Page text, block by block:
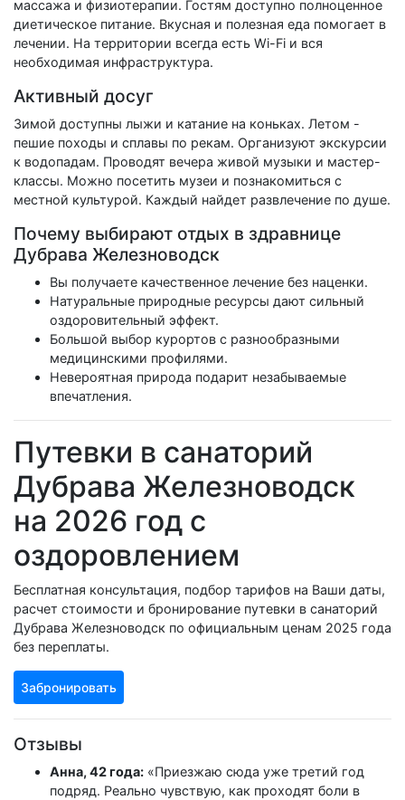
массажа и физиотерапии. Гостям доступно полноценное
диетическое питание. Вкусная и полезная еда помогает в
лечении. На территории всегда есть Wi-Fi и вся
необходимая инфраструктура.
Активный досуг
Зимой доступны лыжи и катание на коньках. Летом -
пешие походы и сплавы по рекам. Организуют экскурсии
к водопадам. Проводят вечера живой музыки и мастер-
классы. Можно посетить музеи и познакомиться с
местной культурой. Каждый найдет развлечение по душе.
Почему выбирают отдых в здравнице
Дубрава Железноводск
Вы получаете качественное лечение без наценки.
Натуральные природные ресурсы дают сильный
оздоровительный эффект.
Большой выбор курортов с разнообразными
медицинскими профилями.
Невероятная природа подарит незабываемые
впечатления.
Путевки в санаторий
Дубрава Железноводск
на 2026 год с
оздоровлением
Бесплатная консультация, подбор тарифов на Ваши даты,
расчет стоимости и бронирование путевки в санаторий
Дубрава Железноводск по официальным ценам 2025 года
без переплаты.
Забронировать
Отзывы
Анна, 42 года: «Приезжаю сюда уже третий год
подряд. Реально чувствую, как проходят боли в